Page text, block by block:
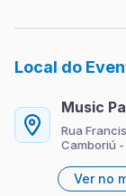
Local do
Music
Rua
Camboriú
Ver no